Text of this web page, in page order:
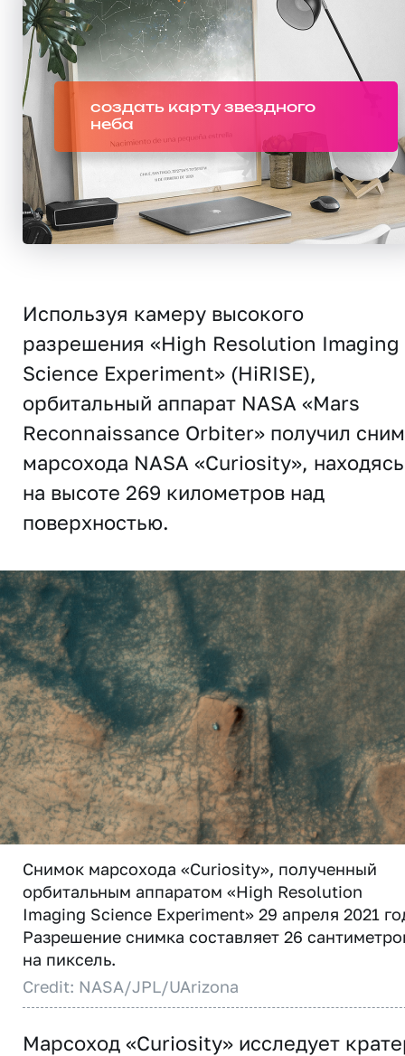
создать карту звездного
неба
Используя камеру высокого
разрешения «High Resolution Imaging
Science Experiment» (HiRISE),
орбитальный аппарат NASA «Mars
Reconnaissance Orbiter» получил
марсохода NASA «Curiosity», находясь
на высоте 269 километров над
поверхностью.
Снимок марсохода «Curiosity», полученный
орбитальным аппаратом «High Resolution
Imaging Science Experiment» 29 апреля 2021
Разрешение снимка составляет 26
на пиксель.
Credit: NASA/JPL/UArizona
Марсоход «Curiosity» исследует